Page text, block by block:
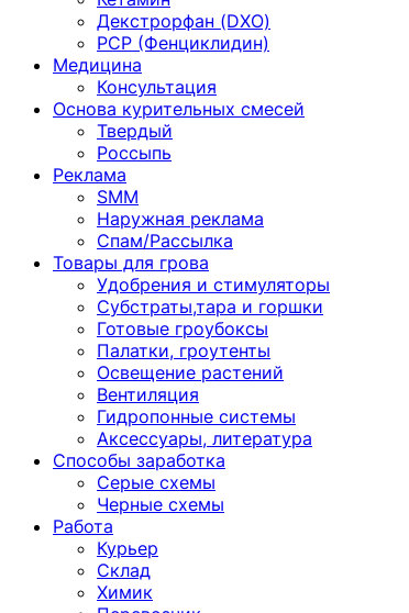
Декстрорфан (DXO)
PCP (Фенциклидин)
Медицина
Консультация
Основа курительных смесей
Твердый
Россыпь
Реклама
SMM
Наружная реклама
Спам/Рассылка
Товары для грова
Удобрения и стимуляторы
Субстраты,тара и горшки
Готовые гроубоксы
Палатки, гроутенты
Освещение растений
Вентиляция
Гидропонные системы
Аксессуары, литература
Способы заработка
Серые схемы
Черные схемы
Работа
Курьер
Склад
Химик